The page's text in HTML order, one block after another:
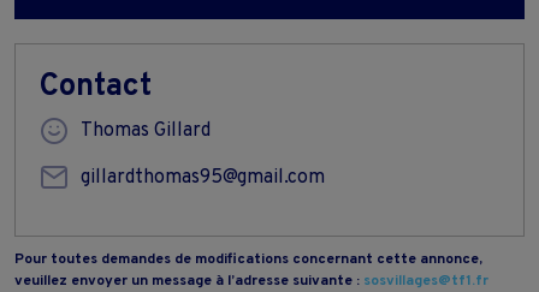
Contact
Thomas Gillard
gillardthomas95@gmail.com
Pour toutes demandes de modifications concernant cette annonce,
veuillez envoyer un message à l’adresse suivante : sosvillages@tf1.fr